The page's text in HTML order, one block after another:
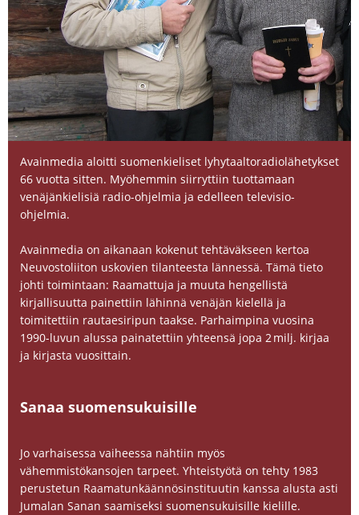
Avainmedia aloitti suomenkieliset lyhytaaltoradiolähetykset
66 vuotta sitten. Myöhemmin siirryttiin tuottamaan
venäjänkielisiä radio-ohjelmia ja edelleen televisio-
ohjelmia.
Avainmedia on aikanaan kokenut tehtäväkseen kertoa
Neuvostoliiton uskovien tilanteesta lännessä. Tämä tieto
johti toimintaan: Raamattuja ja muuta hengellistä
kirjallisuutta painettiin lähinnä venäjän kielellä ja
toimitettiin rautaesiripun taakse. Parhaimpina vuosina
1990-luvun alussa painatettiin yhteensä jopa 2 milj. kirjaa
ja kirjasta vuosittain.
Sanaa suomensukuisille
Jo varhaisessa vaiheessa nähtiin myös
vähemmistökansojen tarpeet. Yhteistyötä on tehty 1983
perustetun Raamatunkäännösinstituutin kanssa alusta asti
Jumalan Sanan saamiseksi suomensukuisille kielille.